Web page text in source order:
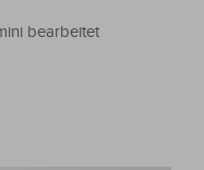
bearbeitet